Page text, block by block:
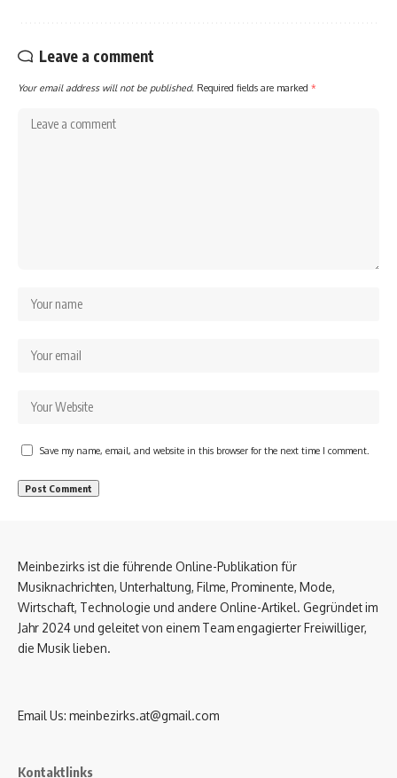
Leave a comment
Your email address will not be published. Required fields are marked *
Save my name, email, and website in this browser for the next time I comment.
Meinbezirks ist die führende Online-Publikation für
Musiknachrichten, Unterhaltung, Filme, Prominente, Mode,
Wirtschaft, Technologie und andere Online-Artikel. Gegründet im
Jahr 2024 und geleitet von einem Team engagierter Freiwilliger,
die Musik lieben.
Email Us: meinbezirks.at@gmail.com
Kontaktlinks